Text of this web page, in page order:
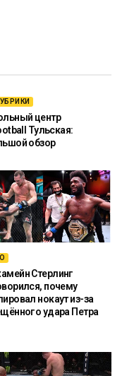
центр
Тульская:
обзор
Стерлинг
почему
нокаут из-за
удара Петра